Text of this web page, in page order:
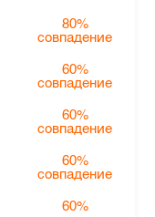
80%
совпадение
60%
совпадение
60%
совпадение
60%
совпадение
60%